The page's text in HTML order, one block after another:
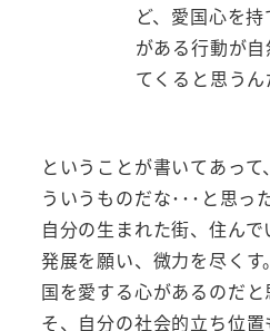
ど、愛国心を
がある行動が
てくると思うん
ということが書いてあっ
ういうものだな･･･と思っ
自分の生まれた街、住んで
発展を願い、微力を尽く
国を愛する心があるのだ
そ、自分の社会的立ち位